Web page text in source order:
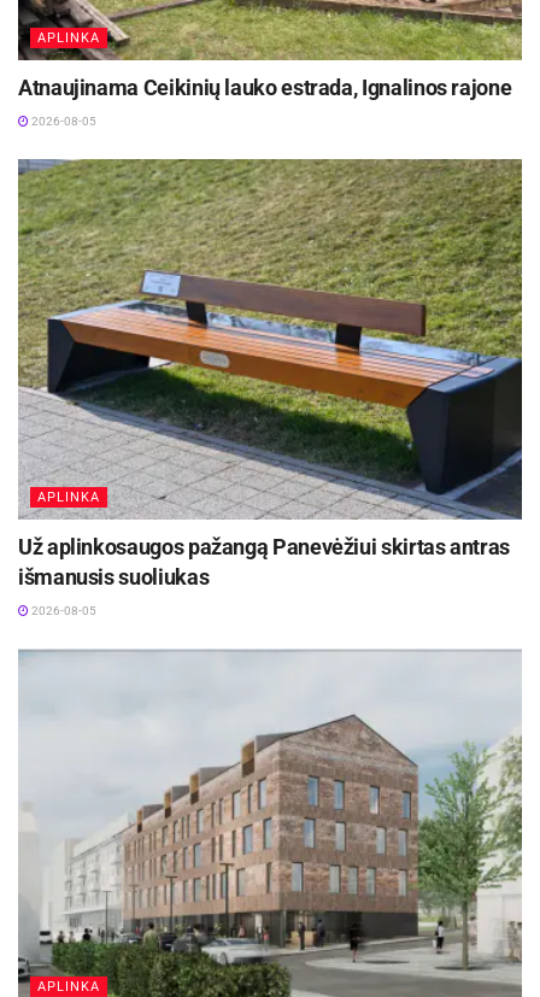
APLINKA
Atnaujinama Ceikinių lauko estrada, Ignalinos rajone
2026-08-05
APLINKA
Už aplinkosaugos pažangą Panevėžiui skirtas antras
išmanusis suoliukas
2026-08-05
APLINKA